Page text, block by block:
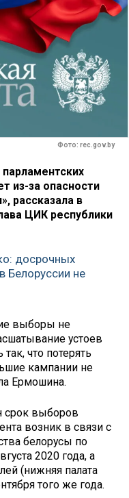
Фото: rec.gov.by
из-за опасности
рассказала в
ЦИК республики
досрочных
Белоруссии не
выборы не
устоев
что потерять
кампании не
Ермошина.
срок выборов
возник в связи с
белорусы по
2020 года, а
(нижняя палата
того же года.